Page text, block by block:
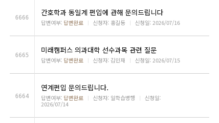
6666 간호학과 동일계 편입에 관해 문의드립니다
답변여부: 답변완료 ㅣ 신청자: 홍길동 ㅣ 신청일: 2026/07/16
6665 미래캠퍼스 의과대학 선수과목 관련 질문
답변여부: 답변완료 ㅣ 신청자: 김민재 ㅣ 신청일: 2026/07/15
6664
연계편입 문의드립니다.
답변여부: 답변완료 ㅣ 신청자: 일학습병행 ㅣ 신청일:
2026/07/14